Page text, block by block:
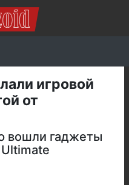
игровой
от
вошли гаджеты
Ultimate